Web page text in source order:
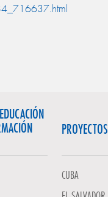
PROYECTOS
CUBA